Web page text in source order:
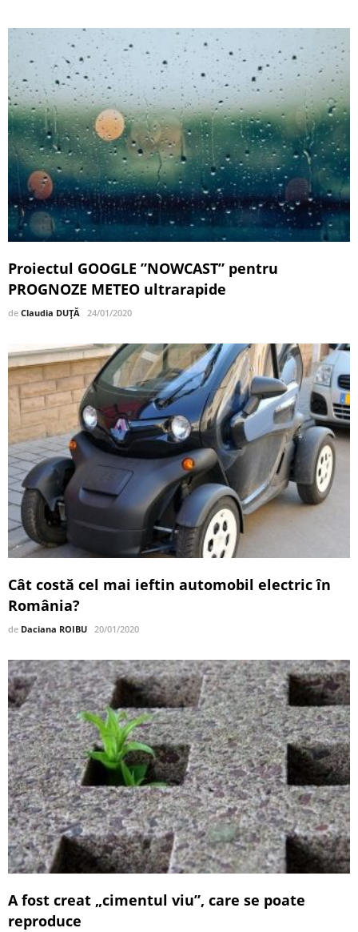
Proiectul GOOGLE ”NOWCAST” pentru
PROGNOZE METEO ultrarapide
de Claudia DUȚĂ 24/01/2020
Cât costă cel mai ieftin automobil electric în
România?
de Daciana ROIBU 20/01/2020
A fost creat „cimentul viu”, care se poate
reproduce